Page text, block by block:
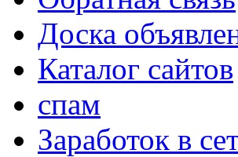
Доска
Каталог сайтов
спам
Заработок в